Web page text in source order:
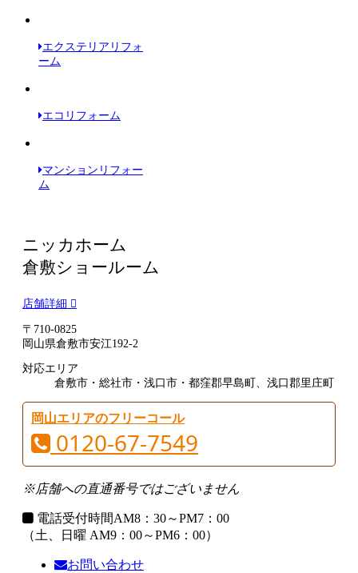
エクステリアリフォ
ーム
エコリフォーム
マンションリフォー
ム
ニッカホーム
倉敷ショールーム
店舗詳細
〒710-0825
岡山県倉敷市安江192-2
対応エリア
倉敷市・総社市・浅口市・都窪郡早島町、浅口郡里庄町
岡山エリアのフリーコール
0120-67-7549
※店舗への直通番号ではございません
電話受付時間AM8：30～PM7：00
（土、日曜 AM9：00～PM6：00）
お問い合わせ